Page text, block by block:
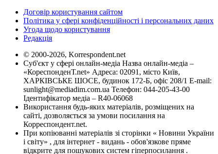
Договір користування сайтом
Політика у сфері конфіденційності і персональних даних
Угода щодо користування
Редакція
© 2000-2026, Korrespondent.net
Суб'єкт у сфері онлайн-медіа Назва онлайн-медіа –
«КореспонденТ.net» Адреса: 02091, місто Київ,
ХАРКІВСЬКЕ ШОСЕ, будинок 172-Б, офіс 208/1 E-mail:
sunlight@mediadim.com.ua Телефон: 044-205-43-00
Ідентифікатор медіа – R40-06068
Використання будь-яких матеріалів, розміщених на
сайті, дозволяється за умови посилання на
Корреспондент.net.
При копіюванні матеріалів зі сторінки « Новини України
і світу» , для інтернет - видань - обов'язкове пряме
відкрите для пошукових систем гіперпосилання .